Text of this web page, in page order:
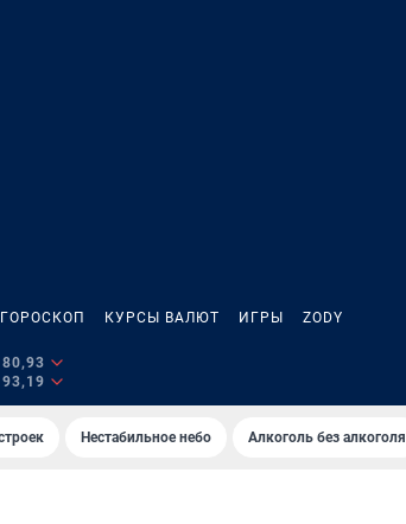
ГОРОСКОП КУРСЫ ВАЛЮТ ИГРЫ ZODY
80,93
93,19
Нестабильное небо Алкоголь без алкоголя